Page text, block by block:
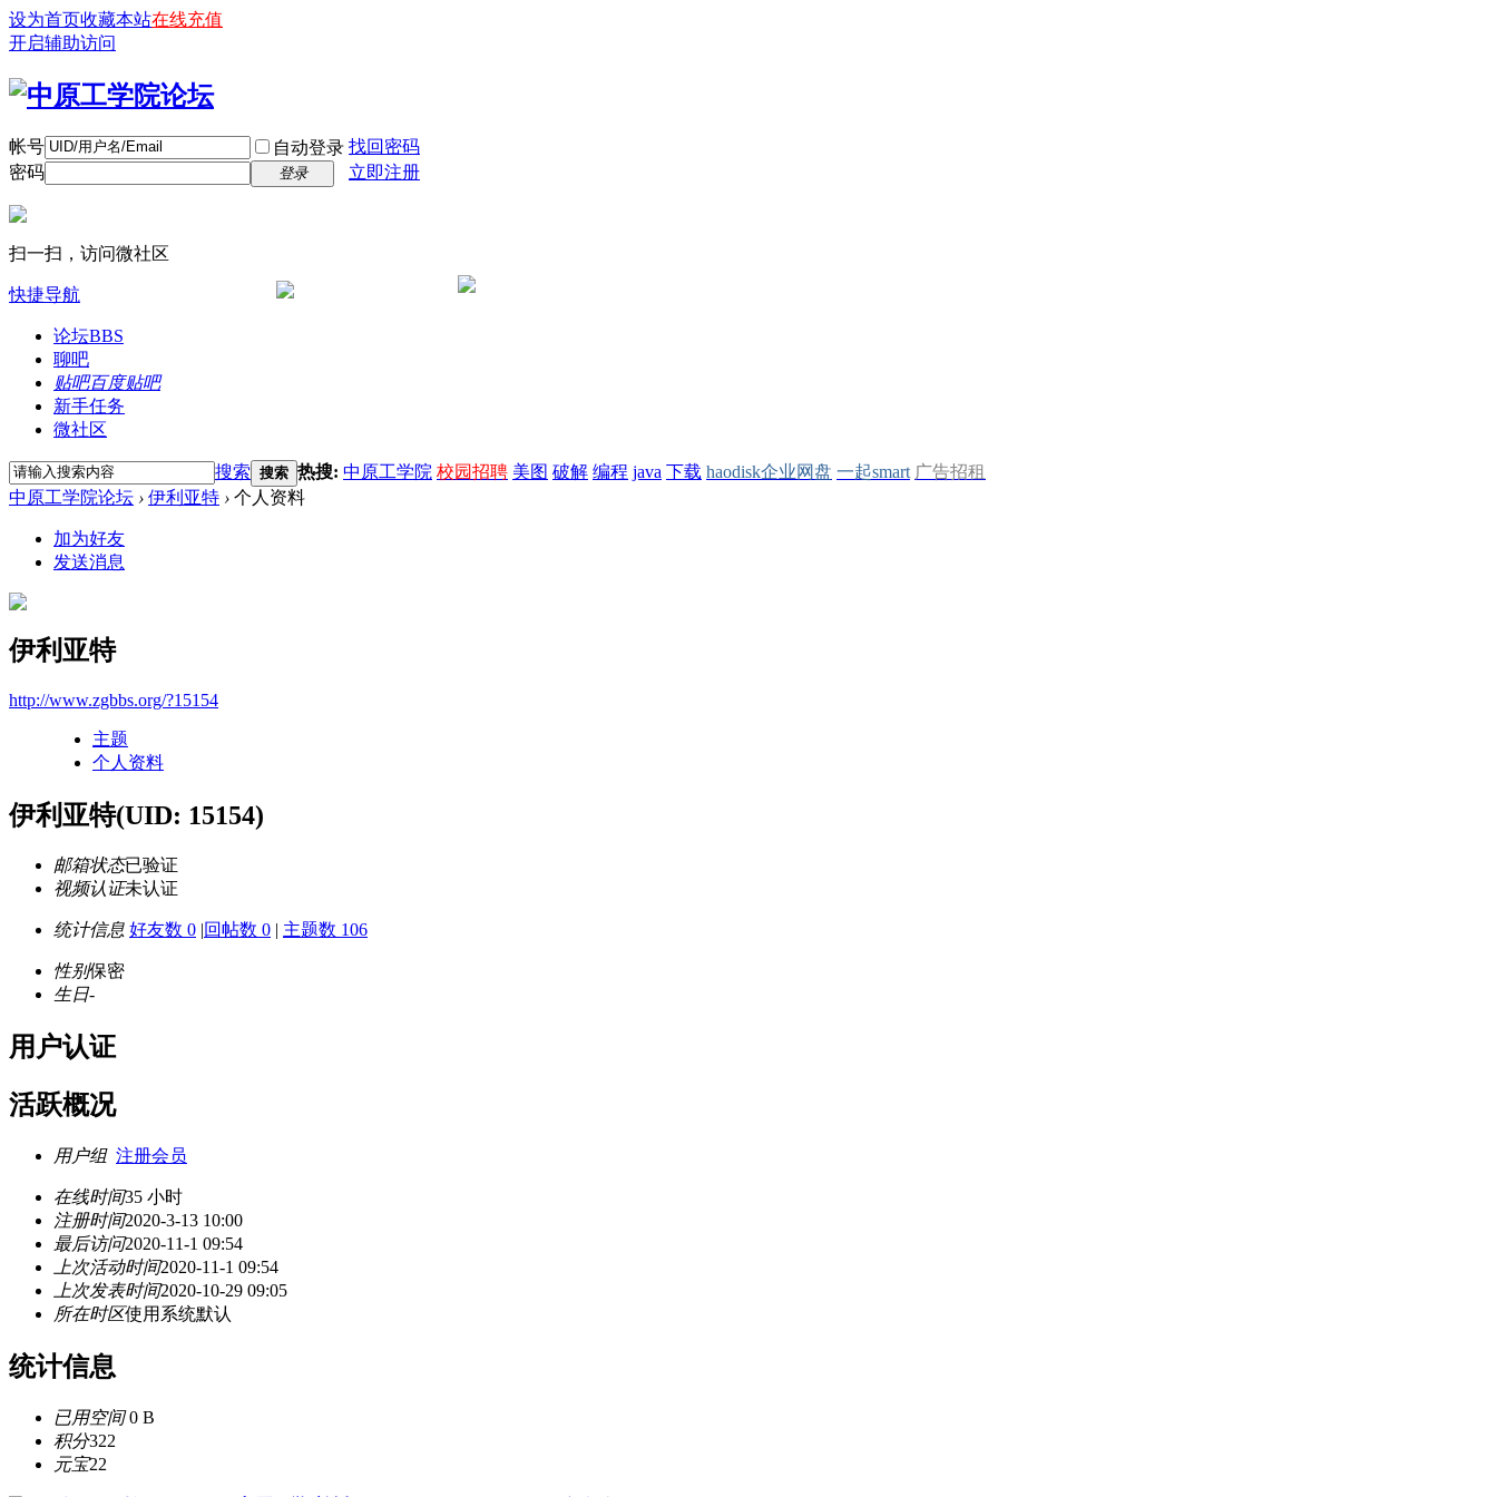
设为首页收藏本站在线充值
开启辅助访问
帐号 自动登录 找回密码
密码
登录 立即注册
扫一扫，访问微社区
快捷导航
论坛BBS
聊吧
贴吧百度贴吧
新手任务
微社区
搜索 搜索 热搜: 中原工学院 校园招聘 美图 破解 编程 java 下载 haodisk企业网盘 一起smart 广告招租
中原工学院论坛 › 伊利亚特 › 个人资料
加为好友
发送消息
伊利亚特
http://www.zgbbs.org/?15154
主题
个人资料
伊利亚特(UID: 15154)
邮箱状态已验证
视频认证未认证
统计信息 好友数 0 |回帖数 0 | 主题数 106
性别保密
生日-
用户认证
活跃概况
用户组 注册会员
在线时间35 小时
注册时间2020-3-13 10:00
最后访问2020-11-1 09:54
上次活动时间2020-11-1 09:54
上次发表时间2020-10-29 09:05
所在时区使用系统默认
统计信息
已用空间0 B
积分322
元宝22